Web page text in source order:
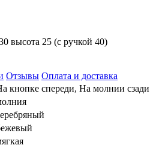
высота 25 (с ручкой 40)
Отзывы Оплата и доставка
кнопке спереди, На молнии сзади